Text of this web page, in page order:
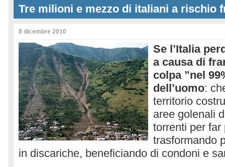
Tre milioni e mezzo di italiani a rischio
8 dicembre 2010
Se l’Italia
a causa di
colpa ”nel
dell’uomo:
territorio
aree golenali
torrenti per far
trasformando
in discariche, beneficiando di condoni e